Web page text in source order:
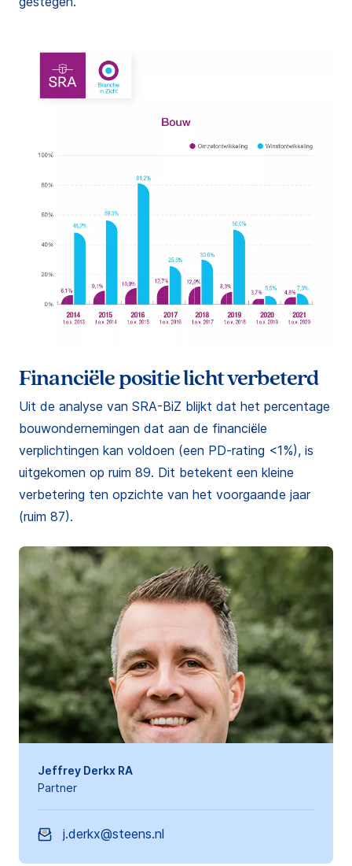
Financiële positie licht verbeterd
Uit de analyse van SRA-BiZ blijkt dat het percentage
bouwondernemingen dat aan de financiële
verplichtingen kan voldoen (een PD-rating <1%), is
uitgekomen op ruim 89. Dit betekent een kleine
verbetering ten opzichte van het voorgaande jaar
(ruim 87).
Jeffrey Derkx RA
Partner
j.derkx@steens.nl